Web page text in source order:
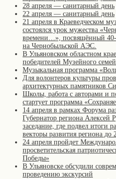
28 апреля — санитарный день
22 апреля — санитарный день
21 апреля в Краеведческом
состоялся урок мужества
времени…», посвящённый
на Чернобыльской АЭС.
В Ульяновском областном
победителей Музейного
Музыкальная программа
Для волонтеров культуры
архитектурных памятников
Школы, работа с авторами и
стартует программа
14 апреля в рамках Форума
Губернатор региона Алексей
заседание, где подвел итоги
векторы развития региона до
24 апреля пройдет
просветительская
Победы»
В Ульяновске обсудили
проведению экскурсий